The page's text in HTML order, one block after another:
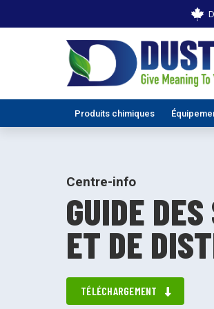
Produits chimiques
Centre-info
GUIDE
ET DE
TÉLÉCHARGEMENT